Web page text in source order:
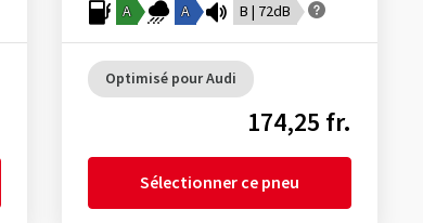
A A B | 72dB
Optimisé pour Audi
174,25 fr.
Sélectionner ce pneu